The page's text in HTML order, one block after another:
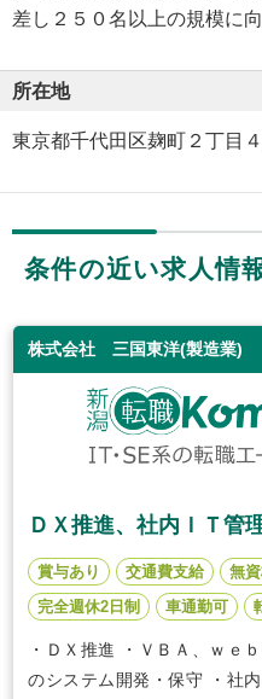
差し２５０名以上の規模に
所在地
東京都千代田区麹町２丁目
条件の近い求人情
株式会社 三国東洋(製造業)
ＤＸ推進、社内ＩＴ管
賞与あり 交通費支給 無
完全週休2日制
車通勤可
・ＤＸ推進 ・ＶＢＡ、ｗｅ
のシステム開発・保守 ・社